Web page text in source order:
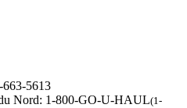
663-5613
Nord: 1-800-GO-U-HAUL(1-